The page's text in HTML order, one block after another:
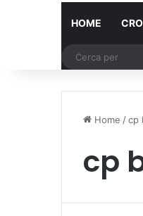
HOME
Home /cp
cp